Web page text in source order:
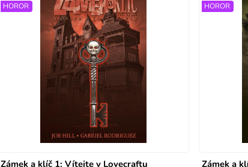
Zámek a klíč 1: Vítejte v Lovecraftu
HOROR
Zámek a
HOROR